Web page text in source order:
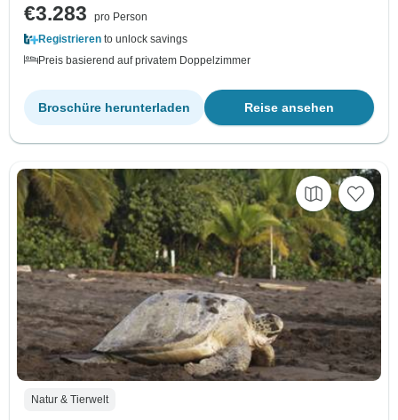
€3.283
pro Person
Registrieren to unlock savings
Preis basierend auf privatem Doppelzimmer
Reise ansehen
Broschüre herunterladen
Natur & Tierwelt